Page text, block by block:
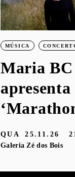
MÚSICA
Maria BC
apresenta
QUA 25.11.26
Galeria Zé dos Bois